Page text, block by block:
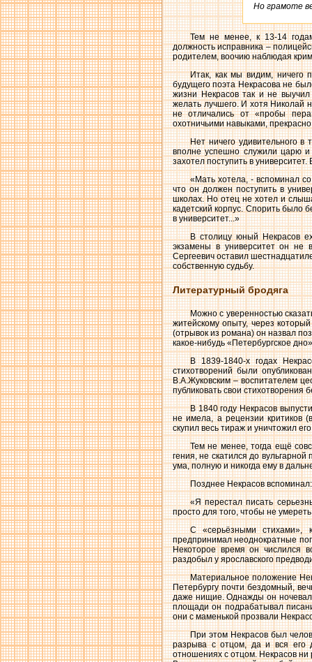
Но грамоте
Тем не менее, к 13-14
должность исправника –
родителем, воочию наблюдая
Итак, как мы видим, ничего
будущего поэта Некрасова не
жизни Некрасов так и не выучил
желать лучшего. И хотя Николай
не отличались от «пробы
охотничьими навыками,
Нет ничего удивительного
вполне успешно служили царю
захотел поступить в
«Мать хотела, - вспоминал
что он должен поступить в
школах. Но отец не хотел и
кадетский корпус. Спорить было
в университет...»
В столицу юный Некрасов
экзамены в университет он не
Сергеевич оставил
собственную судьбу.
Литературный бродяга
Можно с уверенностью
житейскому опыту, через
(отрывок из романа) он назвал
какое-нибудь «Петербургское
В 1839-1840-х годах
стихотворений были
В.А.Жуковским – воспитателем
публиковать свои стихотворения
В 1840 году Некрасов
не имела, а рецензии критиков
скупил весь тираж и уничтожил
Тем не менее, тогда ещё
гения, не скатился до
ума, полную и никогда ему в
Позднее Некрасов вспоминал:
«Я перестал писать
просто для того, чтобы не
С «серьёзными стихами»,
предпринимал неоднократные
Некоторое время он числился
раздобыл у ярославского
Материальное положение
Петербургу почти бездомный,
даже нищие. Однажды он ночевал
площади он подрабатывал
они с маменькой прозвали
При этом Некрасов был
разрыва с отцом, да и вся его
отношениях с отцом. Некрасов ни